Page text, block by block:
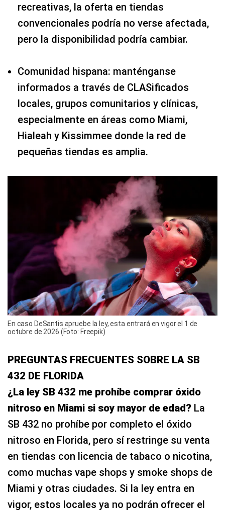
recreativas, la oferta en tiendas
convencionales podría no verse afectada,
pero la disponibilidad podría cambiar.
Comunidad hispana: manténganse
informados a través de CLASificados
locales, grupos comunitarios y clínicas,
especialmente en áreas como Miami,
Hialeah y Kissimmee donde la red de
pequeñas tiendas es amplia.
En caso DeSantis apruebe la ley, esta entrará en vigor el 1 de
octubre de 2026 (Foto: Freepik)
PREGUNTAS FRECUENTES SOBRE LA SB
432 DE FLORIDA
¿La ley SB 432 me prohíbe comprar óxido
nitroso en Miami si soy mayor de edad? La
SB 432 no prohíbe por completo el óxido
nitroso en Florida, pero sí restringe su venta
en tiendas con licencia de tabaco o nicotina,
como muchas vape shops y smoke shops de
Miami y otras ciudades. Si la ley entra en
vigor, estos locales ya no podrán ofrecer el